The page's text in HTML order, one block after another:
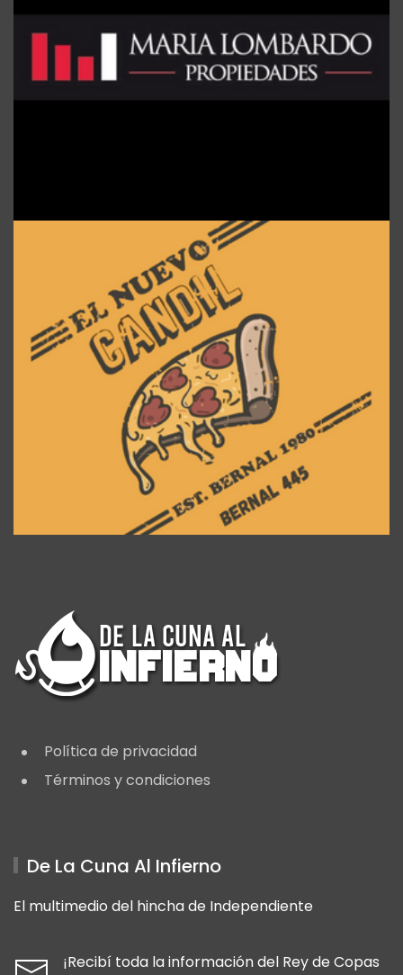
Política de privacidad
Términos y condiciones
De La Cuna Al Infierno
El multimedio del hincha de Independiente
¡Recibí toda la información del Rey de Copas